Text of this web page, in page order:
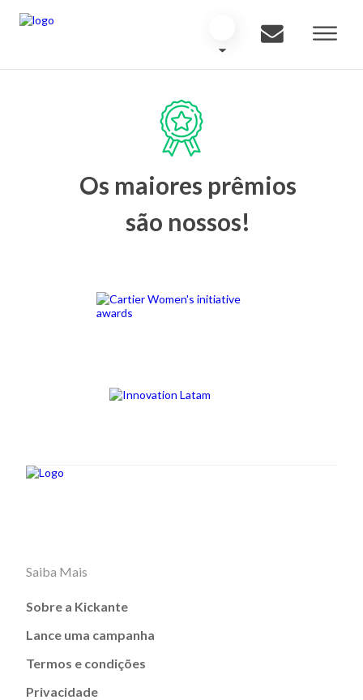
Os maiores prêmios
são nossos!
Saiba Mais
Sobre a Kickante
Lance uma campanha
Termos e condições
Privacidade